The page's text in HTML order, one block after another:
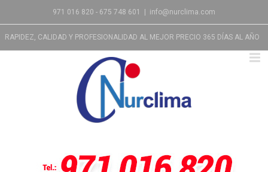
971 016 820 - 675 748 601 info@nurclima.com
RAPIDEZ, CALIDAD Y PROFESIONALIDAD AL MEJOR PRECIO 365 DÍAS AL AÑO